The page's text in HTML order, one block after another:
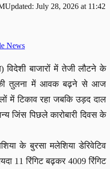
Updated: July 28, 2026 at 11:42
News
विदेशी बाजारों में तेजी लौटने के
की तुलना में आवक बढ़ने से आज
में टिकाव रहा जबकि उड़द दाल
जिंस पिछले कारोबारी दिवस के
के बुरसा मलेशिया डेरिवेटिव
11 रिंगिट बढ़कर 4009 रिंगिट